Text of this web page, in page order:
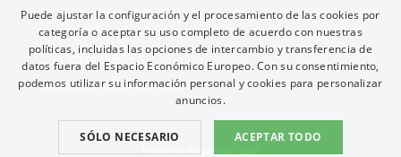
FIV con óvulos donados
(ovodonación)
Método ROPA
Preservación de la fertilidad
Política de privacidad
FRENCH
ENGLISH
CHINESE (SIMPLIFIED)
Puede ajustar la configuración y el procesamiento de las cookies por
categoría o aceptar su uso completo de acuerdo con nuestras
políticas, incluidas las opciones de intercambio y transferencia de
datos fuera del Espacio Económico Europeo. Con su consentimiento,
podemos utilizar su información personal y cookies para personalizar
anuncios.
ACEPTAR TODO
SÓLO NECESARIO